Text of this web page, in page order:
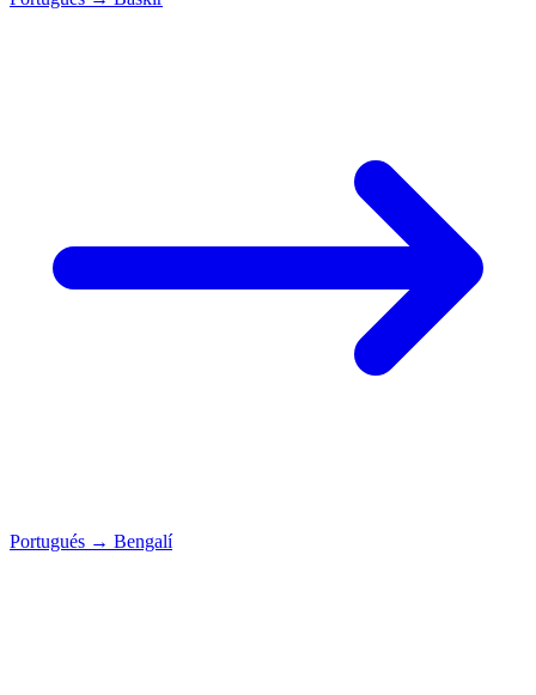
Portugués → Bengalí